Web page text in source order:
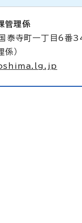
管理係
寺町一丁目6番
）